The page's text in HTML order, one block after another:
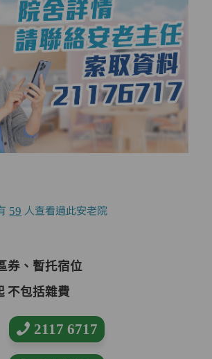
59 人查看過此安老院
券、暫托宿位
不包括雜費
2117 6717